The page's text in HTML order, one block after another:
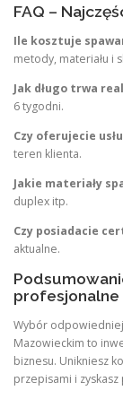
FAQ –
Ile kosztuje
metody, materiału i
Jak długo trwa
6 tygodni.
Czy oferujecie
teren klienta.
Jakie materiały
duplex itp.
Czy posiadacie
aktualne.
profesjonalne
Wybór
Mazowieckim to
biznesu. Unikniesz
przepisami i